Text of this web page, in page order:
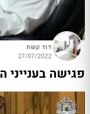
דוד קשת
27/07/2022
פגישה בענייני